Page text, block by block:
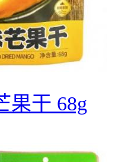
果干 68g